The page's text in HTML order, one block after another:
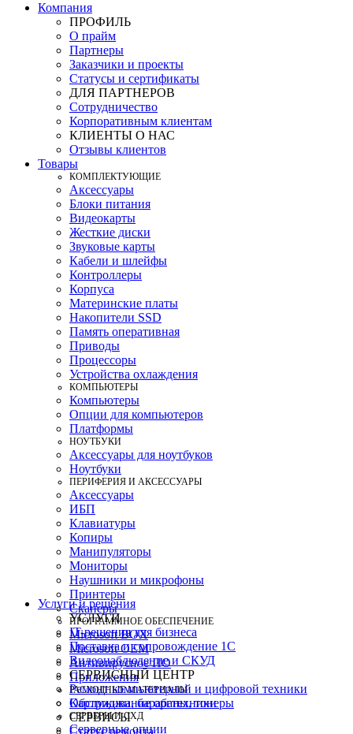
Компания
ПРОФИЛЬ
О прайм
Партнеры
Заказчики и проекты
Статусы и сертификаты
ДЛЯ ПАРТНЕРОВ
Сотрудничество
Корпоративным клиентам
КЛИЕНТЫ О НАС
Отзывы клиентов
Товары
КOМПЛЕКТУЮЩИЕ
Аксессуары
Блоки питания
Видеокарты
Жесткие диски
Звуковые карты
Кабели и шлейфы
Контроллеры
Корпуса
Материнские платы
Накопители SSD
Память оперативная
Приводы
Процессоры
Устройства охлаждения
КОМПЬЮТЕРЫ
Компьютеры
Опции для компьютеров
Платформы
НОУТБУКИ
Аксессуары для ноутбуков
Ноутбуки
ПЕРИФЕРИЯ И АКСЕССУАРЫ
Аксессуары
ИБП
Клавиатуры
Копиры
Манипуляторы
Мониторы
Наушники и микрофоны
Принтеры
Сканеры
ПРОГРАММНОЕ ОБЕСПЕЧЕНИЕ
Microsoft BOX
Microsoft OEM
Антивирусное ПО
Приложения
РАСХОДНЫЕ МАТЕРИАЛЫ
Картриджи, барабаны, тонеры
СЕРВЕРЫ И СХД
Серверные опции
Услуги и решения
УСЛУГИ
IT-решения для бизнеса
Поставка и сопровождение 1C
Видеонаблюдение и СКУД
СЕРВИСНЫЙ ЦЕНТР
Ремонт компьютерной и цифровой техники
Обслуживание оргтехники
СЕРВИСЫ
Статус ремонта